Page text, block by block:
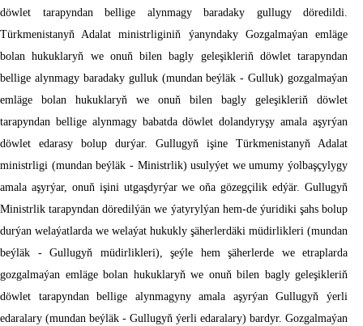
döwlet tarapyndan bellige alynmagy baradaky gullugy döredildi.
Türkmenistanyň Adalat ministrliginiň ýanyndaky Gozgalmaýan emläge
bolan hukuklaryň we onuň bilen bagly geleşikleriň döwlet tarapyndan
bellige alynmagy baradaky gulluk (mundan beýläk - Gulluk) gozgalmaýan
emläge bolan hukuklaryň we onuň bilen bagly geleşikleriň döwlet
tarapyndan bellige alynmagy babatda döwlet dolandyryşy amala aşyrýan
döwlet edarasy bolup durýar. Gullugyň işine Türkmenistanyň Adalat
ministrligi (mundan beýläk - Ministrlik) usulyýet we umumy ýolbaşçylygy
amala aşyrýar, onuň işini utgaşdyrýar we oňa gözegçilik edýär. Gullugyň
Ministrlik tarapyndan döredilýän we ýatyrylýan hem-de ýuridiki şahs bolup
durýan welaýatlarda we welaýat hukukly şäherlerdäki müdirlikleri (mundan
beýläk - Gullugyň müdirlikleri), şeýle hem şäherlerde we etraplarda
gozgalmaýan emläge bolan hukuklaryň we onuň bilen bagly geleşikleriň
döwlet tarapyndan bellige alynmagyny amala aşyrýan Gullugyň ýerli
edaralary (mundan beýläk - Gullugyň ýerli edaralary) bardyr. Gozgalmaýan